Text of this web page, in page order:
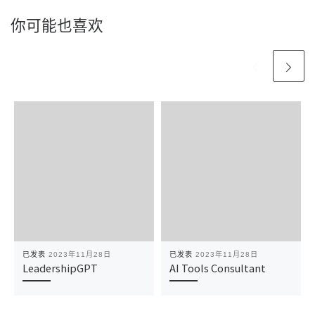
你可能也喜欢
已发表 2023年11月28日
LeadershipGPT
已发表 2023年11月28日
AI Tools Consultant